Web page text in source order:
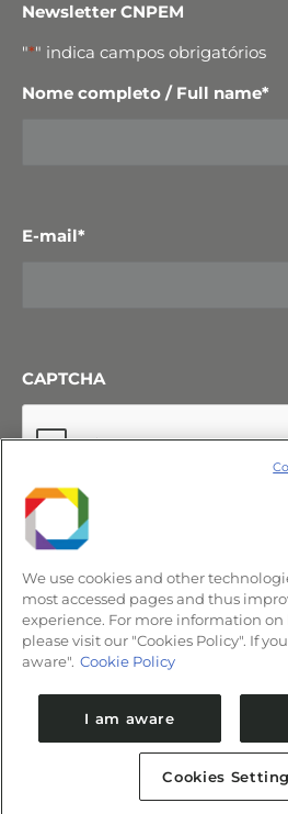
Newsletter CNPEM
"*" indica campos obrigatórios
Nome completo / Full name*
E-mail*
CAPTCHA
We use cookies and other
most accessed pages and thus
experience. For more information on
please visit our "Cookies Policy". If
aware". Cookie Policy
I am aware
Cookies